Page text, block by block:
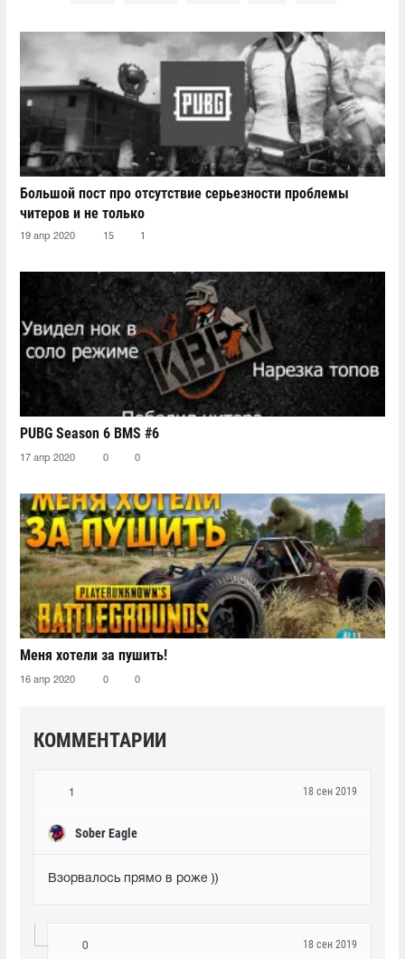
Большой пост про отсутствие серьезности проблемы
читеров и не только
19 апр 2020 15 1
PUBG Season 6 BMS #6
17 апр 2020 0 0
Меня хотели за пушить!
16 апр 2020 0 0
КОММЕНТАРИИ
1
Sober Eagle
18 сен 2019
Взорвалось прямо в роже ))
0 18 сен 2019